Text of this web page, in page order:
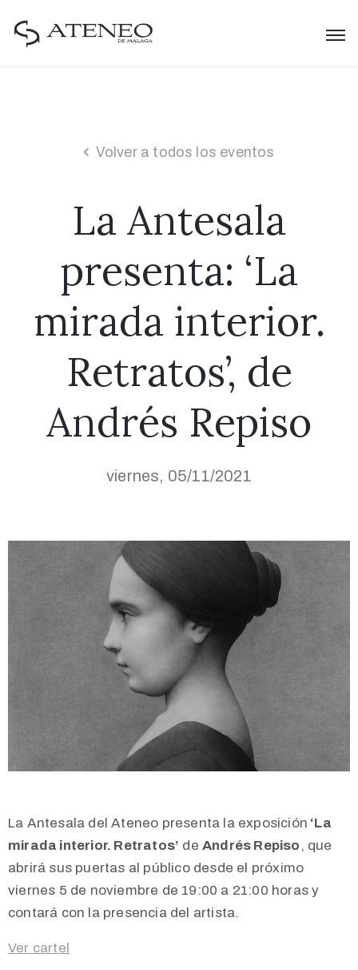
Volver a todos los eventos
La Antesala
presenta: ‘La
mirada interior.
Retratos’, de
Andrés Repiso
viernes, 05/11/2021
La Antesala del Ateneo presenta la exposición ‘La
mirada interior. Retratos’ deAndrés Repiso , que
abrirá sus puertas al público desde el próximo
viernes 5 de noviembre de 19:00 a 21:00 horas y
contará con la presencia del artista.
Ver cartel